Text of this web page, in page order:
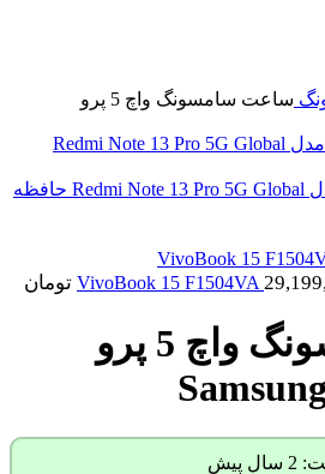
ساعت سامسونگ واچ 5 پرو
گوشی موبایل شیائومی مدل Redmi Note 13 Pro 5G Global حافظه
تومان
ساعت سامسونگ واچ 5 پرو